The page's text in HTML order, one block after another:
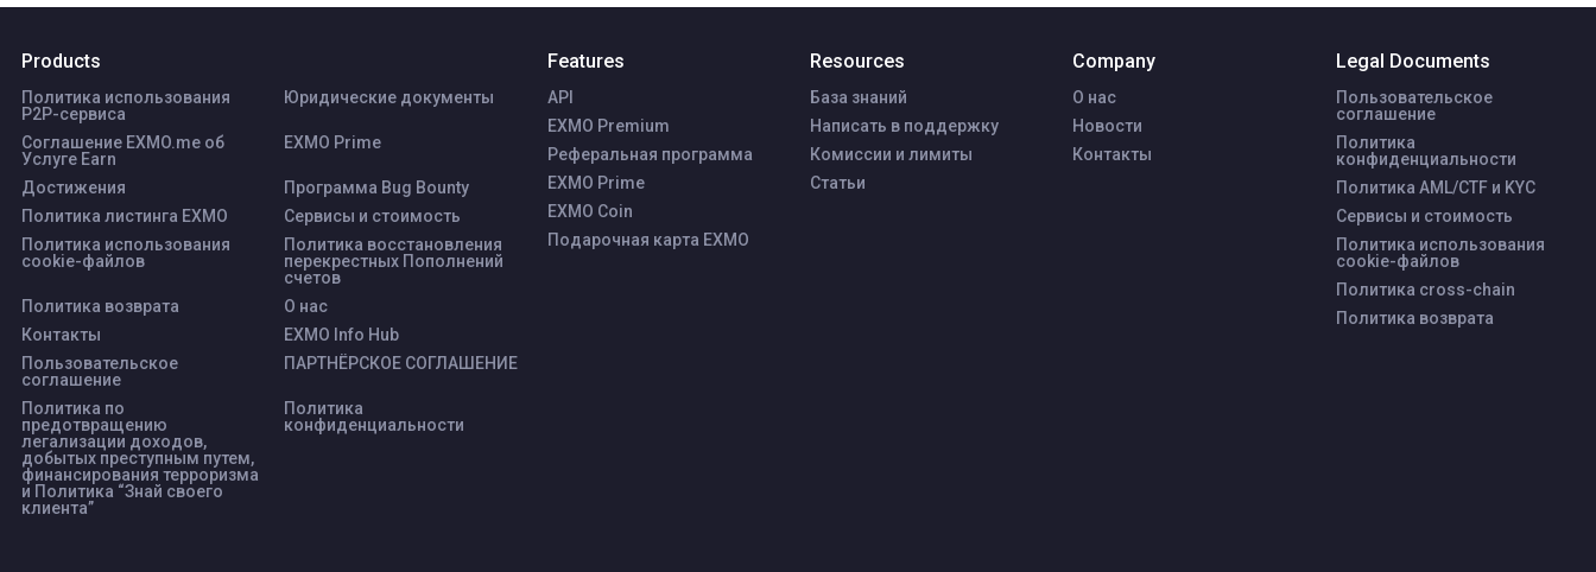
Products
Политика использования
P2P-сервиса
Юридические документы
Соглашение EXMO.me об
Услуге Earn
EXMO Prime
Достижения
Программа Bug Bounty
Политика листинга ЕХМО
Сервисы и стоимость
Политика использования
cookie-файлов
Политика восстановления
перекрестных Пополнений
счетов
Политика возврата
О нас
Контакты
EXMO Info Hub
Пользовательское
соглашение
ПАРТНЁРСКОЕ СОГЛАШЕНИЕ
Политика по
предотвращению
легализации доходов,
добытых преступным путем,
финансирования терроризма
и Политика “Знай своего
клиента”
Политика
конфиденциальности
Features
API
EXMO Premium
Реферальная программа
EXMO Prime
EXMO Coin
Подарочная карта EXMO
Resources
База знаний
Написать в поддержку
Комиссии и лимиты
Статьи
Company
О нас
Новости
Контакты
Legal Documents
Пользовательское
соглашение
Политика
конфиденциальности
Политика AML/CTF и KYC
Сервисы и стоимость
Политика использования
cookie-файлов
Политика cross-chain
Политика возврата